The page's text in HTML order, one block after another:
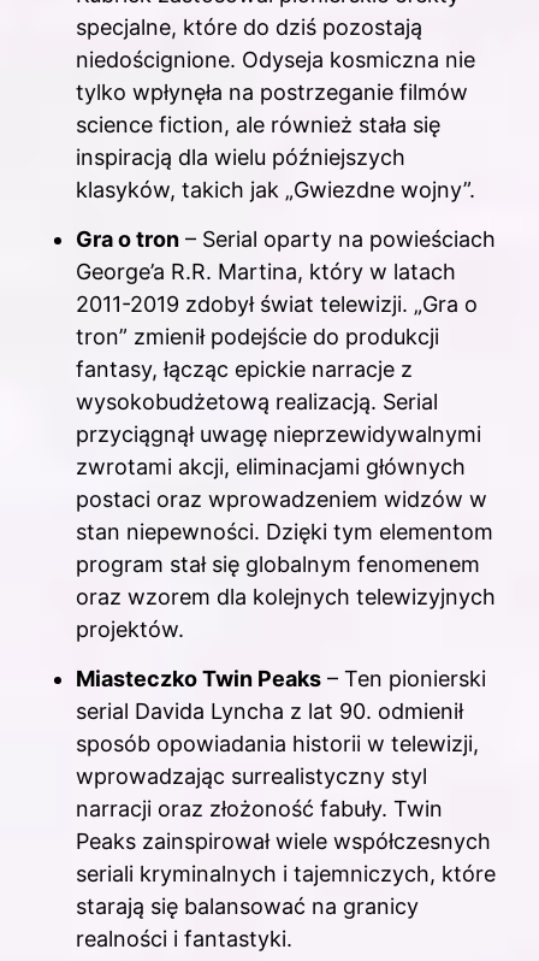
specjalne, które do dziś pozostają
niedoścignione. Odyseja kosmiczna nie
tylko wpłynęła na postrzeganie filmów
science fiction, ale również stała się
inspiracją dla wielu późniejszych
klasyków, takich jak „Gwiezdne wojny”.
Gra o tron – Serial oparty na powieściach
George’a R.R. Martina, który w latach
2011-2019 zdobył świat telewizji. „Gra o
tron” zmienił podejście do produkcji
fantasy, łącząc epickie narracje z
wysokobudżetową realizacją. Serial
przyciągnął uwagę nieprzewidywalnymi
zwrotami akcji, eliminacjami głównych
postaci oraz wprowadzeniem widzów w
stan niepewności. Dzięki tym elementom
program stał się globalnym fenomenem
oraz wzorem dla kolejnych telewizyjnych
projektów.
Miasteczko Twin Peaks – Ten pionierski
serial Davida Lyncha z lat 90. odmienił
sposób opowiadania historii w telewizji,
wprowadzając surrealistyczny styl
narracji oraz złożoność fabuły. Twin
Peaks zainspirował wiele współczesnych
seriali kryminalnych i tajemniczych, które
starają się balansować na granicy
realności i fantastyki.